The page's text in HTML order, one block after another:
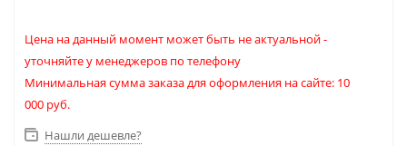
Цена на данный момент может быть не актуальной -
уточняйте у менеджеров по телефону
Минимальная сумма заказа для оформления на сайте: 10
000 руб.
Нашли дешевле?